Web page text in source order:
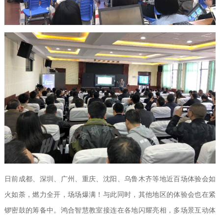
日前成都、深圳、广州、重庆、沈阳、乌鲁木齐等地近百场体验会如
火如荼，燃力全开，场场爆满！与此同时，其他地区的体验会也在紧
锣密鼓的筹备中。鸿合智慧教室接连在各地闪耀亮相，多场景互动体